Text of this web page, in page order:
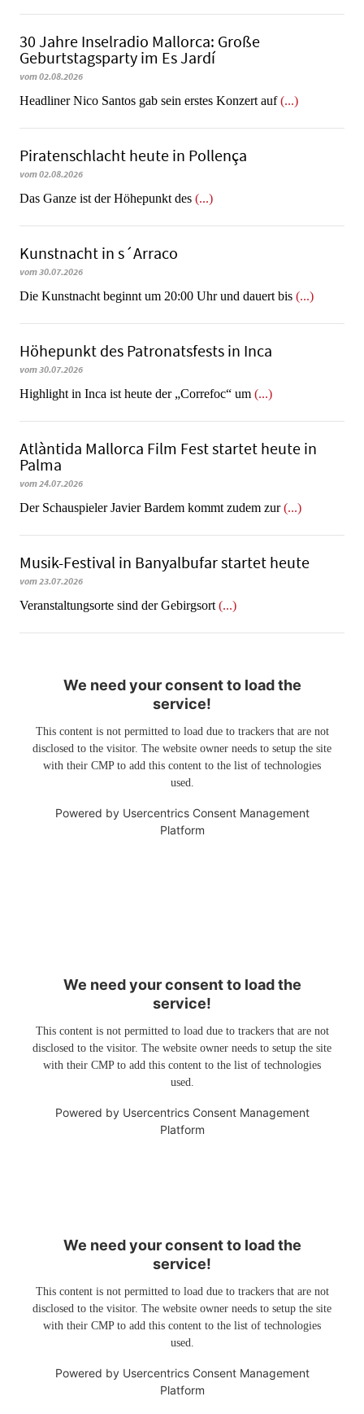
30 Jahre Inselradio Mallorca: Große
Geburtstagsparty im Es Jardí
vom 02.08.2026
Headliner Nico Santos gab sein erstes Konzert auf(...)
Piratenschlacht heute in Po­llen­ça
vom 02.08.2026
​​​​​​​Das Ganze ist der Höhepunkt des (...)
Kunstnacht in s´Arraco
vom 30.07.2026
Die Kunstnacht beginnt um 20:00 Uhr und dauert bis (...)
Höhepunkt des Patronatsfests in Inca
vom 30.07.2026
Highlight in Inca ist heute der „Correfoc“ um (...)
Atlàntida Mallorca Film Fest startet heute in
Palma
vom 24.07.2026
Der Schauspieler Javier Bardem kommt zudem zur(...)
Musik-Festival in Ban­yal­bu­far startet heute
vom 23.07.2026
Veranstaltungsorte sind der Gebirgsort (...)
We need your consent to load the
service!
This content is not permitted to load due to trackers that are not
disclosed to the visitor. The website owner needs to setup the site
with their CMP to add this content to the list of technologies
used.
Powered by Usercentrics Consent Management
Platform
We need your consent to load the
service!
This content is not permitted to load due to trackers that are not
disclosed to the visitor. The website owner needs to setup the site
with their CMP to add this content to the list of technologies
used.
Powered by Usercentrics Consent Management
Platform
We need your consent to load the
service!
This content is not permitted to load due to trackers that are not
disclosed to the visitor. The website owner needs to setup the site
with their CMP to add this content to the list of technologies
used.
Powered by Usercentrics Consent Management
Platform